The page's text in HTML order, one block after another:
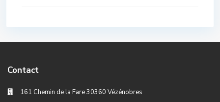
Contact
161 Chemin de la Fare 30360 Vézénobres